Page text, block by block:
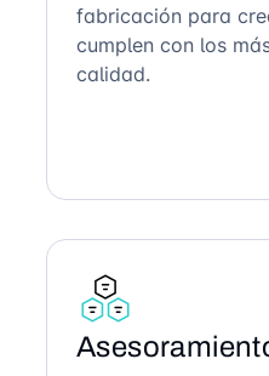
fabricación para
cumplen con los
calidad.